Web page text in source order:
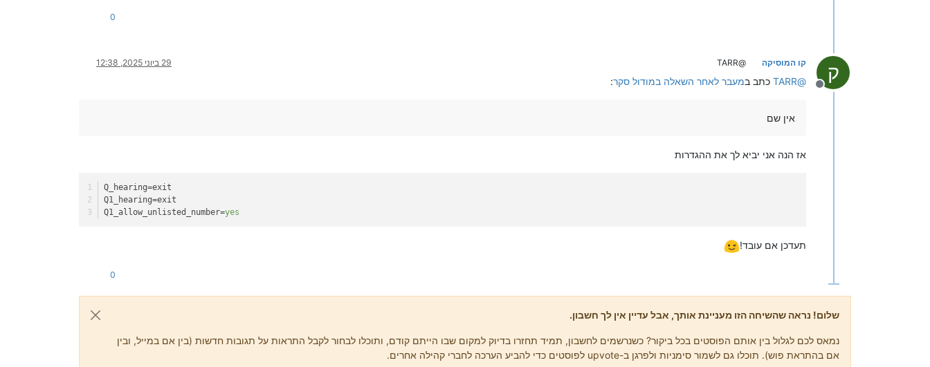
0
ק
מנותק
קו המוסיקה @TARR 29 ביוני 2025, 12:38
@
TARR כתב במעבר לאחר השאלה במודול סקר:
אין שם
אז הנה אני יביא לך את ההגדרות
Q_hearing=exit
Q1_hearing=exit
Q1_allow_unlisted_number=yes
תעדכן אם עובד!
0
שלום! נראה שהשיחה הזו מעניינת אותך, אבל עדיין אין לך חשבון.
נמאס לכם לגלול בין אותם הפוסטים בכל ביקור? כשנרשמים לחשבון, תמיד תחזרו בדיוק למקום שבו הייתם קודם, ותוכלו לבחור לקבל התראות על תגובות חדשות (בין אם במייל, ובין
אם בהתראת פוש). תוכלו גם לשמור סימניות ולפרגן ב-upvote לפוסטים כדי להביע הערכה לחברי קהילה אחרים.